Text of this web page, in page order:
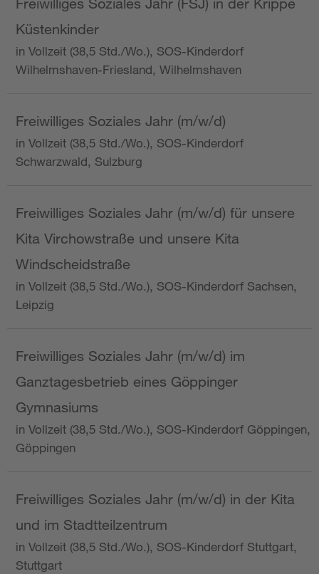
Küstenkinder
in Vollzeit (38,5 Std./Wo.), SOS-Kinderdorf
Wilhelmshaven-Friesland, Wilhelmshaven
Freiwilliges Soziales Jahr (m/w/d)
in Vollzeit (38,5 Std./Wo.), SOS-Kinderdorf
Schwarzwald, Sulzburg
Freiwilliges Soziales Jahr (m/w/d) für unsere
Kita Virchowstraße und unsere Kita
Windscheidstraße
in Vollzeit (38,5 Std./Wo.), SOS-Kinderdorf Sachsen,
Leipzig
Freiwilliges Soziales Jahr (m/w/d) im
Ganztagesbetrieb eines Göppinger
Gymnasiums
in Vollzeit (38,5 Std./Wo.), SOS-Kinderdorf Göppingen,
Göppingen
Freiwilliges Soziales Jahr (m/w/d) in der Kita
und im Stadtteilzentrum
in Vollzeit (38,5 Std./Wo.), SOS-Kinderdorf Stuttgart,
Stuttgart